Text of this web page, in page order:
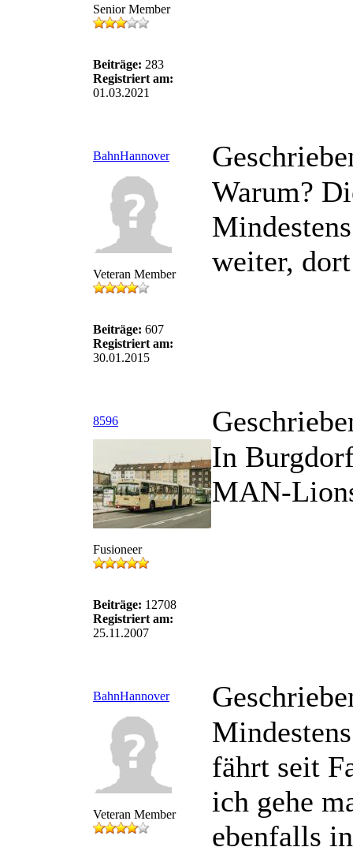
Senior Member
Beiträge: 283
Registriert am:
01.03.2021
BahnHannover
Veteran Member
Beiträge: 607
Registriert am:
30.01.2015
Warum?
weiter,
8596
Fusioneer
Beiträge: 12708
Registriert am:
25.11.2007
In
MAN-
BahnHannover
Veteran Member
fährt seit
ich gehe
ebenfalls